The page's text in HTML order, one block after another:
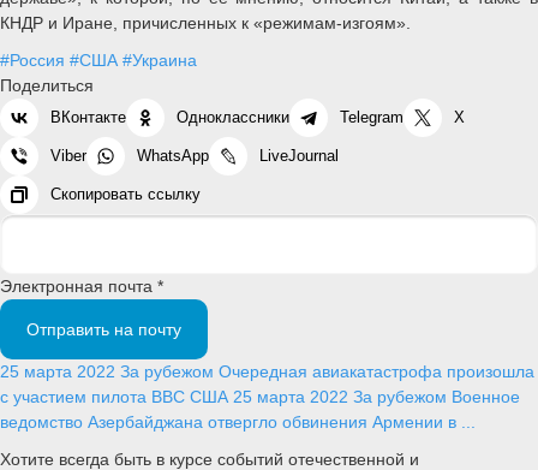
КНДР и Иране, причисленных к «режимам-изгоям».
#Россия #США #Украина
Поделиться
ВКонтакте Одноклассники Telegram X
Viber WhatsApp LiveJournal
Скопировать ссылку
Электронная почта *
Отправить на почту
25 марта 2022 За рубежом Очередная авиакатастрофа произошла
с участием пилота ВВС США 25 марта 2022 За рубежом Военное
ведомство Азербайджана отвергло обвинения Армении в ...
Хотите всегда быть в курсе событий отечественной и